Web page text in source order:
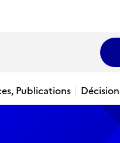
Publications